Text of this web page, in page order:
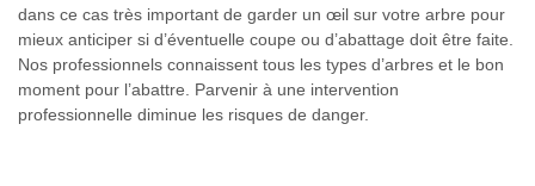
dans ce cas très important de garder un œil sur votre arbre pour
mieux anticiper si d’éventuelle coupe ou d’abattage doit être faite.
Nos professionnels connaissent tous les types d’arbres et le bon
moment pour l’abattre. Parvenir à une intervention
professionnelle diminue les risques de danger.